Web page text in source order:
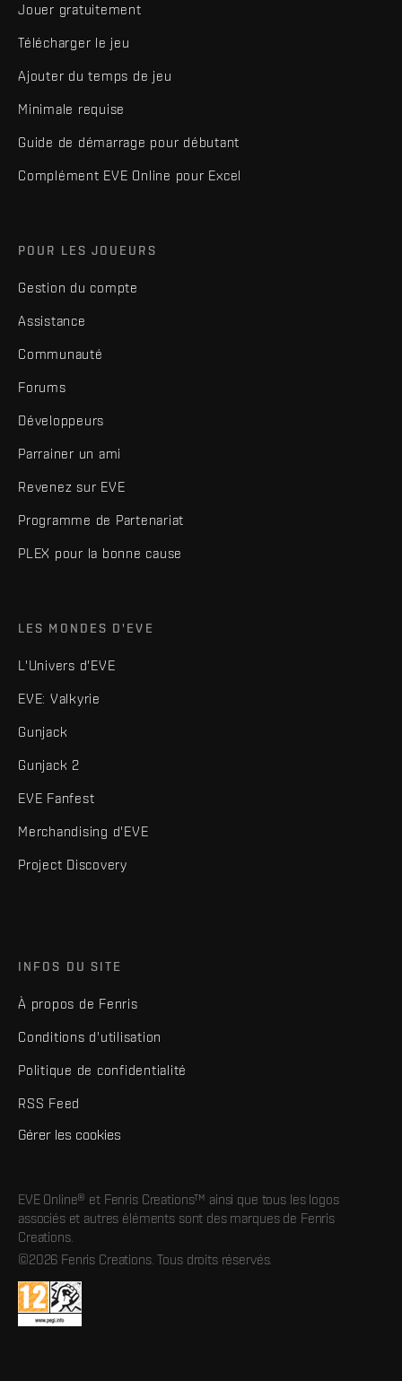
Jouer gratuitement
Télécharger le jeu
Ajouter du temps de jeu
Minimale requise
Guide de démarrage pour débutant
Complément EVE Online pour Excel
POUR LES JOUEURS
Gestion du compte
Assistance
Communauté
Forums
Développeurs
Parrainer un ami
Revenez sur EVE
Programme de Partenariat
PLEX pour la bonne cause
LES MONDES D'EVE
L'Univers d'EVE
EVE: Valkyrie
Gunjack
Gunjack 2
EVE Fanfest
Merchandising d'EVE
Project Discovery
INFOS DU SITE
À propos de Fenris
Conditions d'utilisation
Politique de confidentialité
RSS Feed
Gérer les cookies
EVE Online® et Fenris Creations™ ainsi que tous les logos
associés et autres éléments sont des marques de Fenris
Creations.
©2026 Fenris Creations. Tous droits réservés.